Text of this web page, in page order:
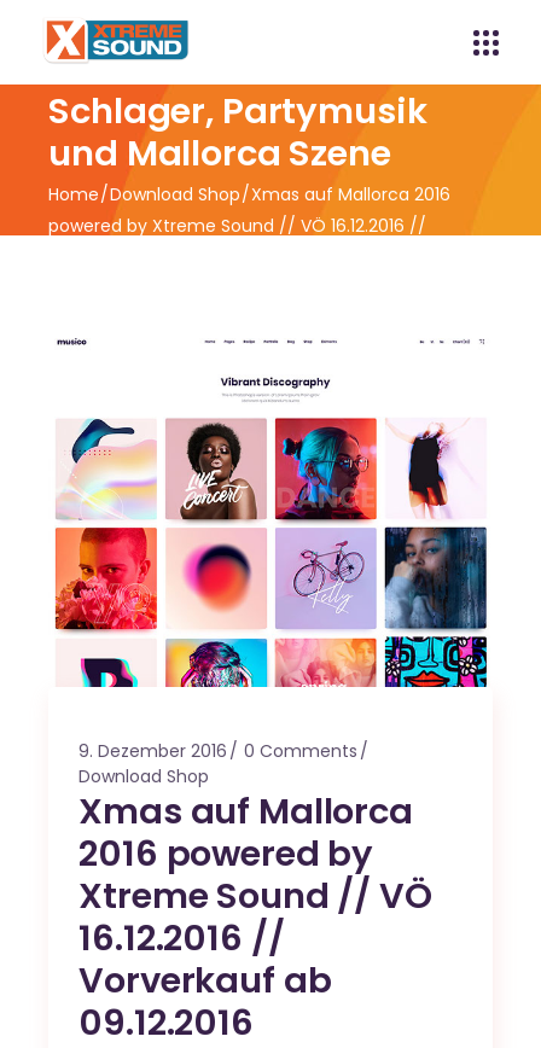
Xtreme Sound -
Schlager, Partymusik
und Mallorca Szene
Home Download Shop Xmas auf Mallorca 2016
powered by Xtreme Sound // VÖ 16.12.2016 //
9. Dezember 2016
0 Comments
Download Shop
Xmas auf Mallorca
2016 powered by
Xtreme Sound // VÖ
16.12.2016 //
Vorverkauf ab
09.12.2016